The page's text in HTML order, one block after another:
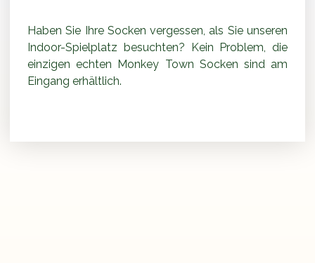
Haben Sie Ihre Socken vergessen, als Sie unseren
Indoor-Spielplatz besuchten? Kein Problem, die
einzigen echten Monkey Town Socken sind am
Eingang erhältlich.